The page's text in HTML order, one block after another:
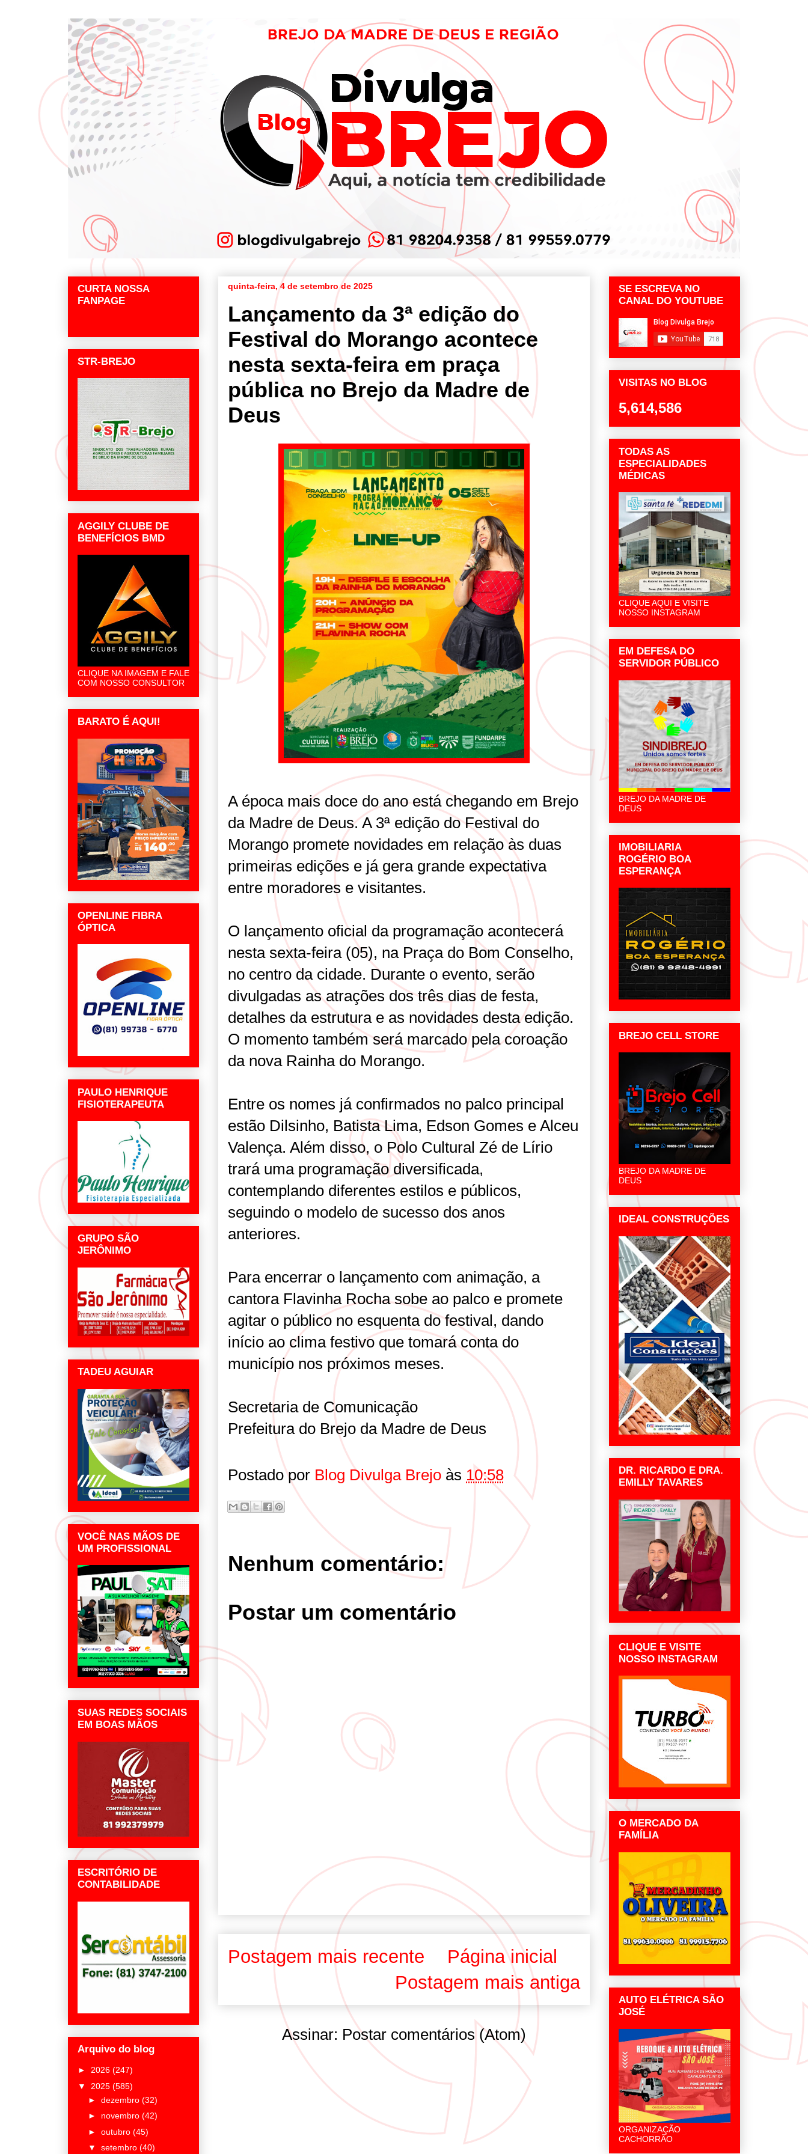
quinta-feira, 4 de setembro de 2025
Lançamento da 3ª edição do
Festival do Morango acontece
nesta sexta-feira em praça
pública no Brejo da Madre de
Deus
A época mais doce do ano está chegando em Brejo
da Madre de Deus. A 3ª edição do Festival do
Morango promete novidades em relação às duas
primeiras edições e já gera grande expectativa
entre moradores e visitantes.
O lançamento oficial da programação acontecerá
nesta sexta-feira (05), na Praça do Bom Conselho,
no centro da cidade. Durante o evento, serão
divulgadas as atrações dos três dias de festa,
detalhes da estrutura e as novidades desta edição.
O momento também será marcado pela coroação
da nova Rainha do Morango.
Entre os nomes já confirmados no palco principal
estão Dilsinho, Batista Lima, Edson Gomes e Alceu
Valença. Além disso, o Polo Cultural Zé de Lírio
trará uma programação diversificada,
contemplando diferentes estilos e públicos,
seguindo o modelo de sucesso dos anos
anteriores.
Para encerrar o lançamento com animação, a
cantora Flavinha Rocha sobe ao palco e promete
agitar o público no esquenta do festival, dando
início ao clima festivo que tomará conta do
município nos próximos meses.
Secretaria de Comunicação
Prefeitura do Brejo da Madre de Deus
Postado por Blog Divulga Brejo às 10:58
Nenhum comentário:
Postar um comentário
Postagem mais recente
Postagem mais antiga
Página inicial
Assinar: Postar comentários (Atom)
CURTA NOSSA
FANPAGE
STR-BREJO
AGGILY CLUBE DE
BENEFÍCIOS BMD
CLIQUE NA IMAGEM E FALE
COM NOSSO CONSULTOR
BARATO É AQUI!
OPENLINE FIBRA
ÓPTICA
PAULO HENRIQUE
FISIOTERAPEUTA
GRUPO SÃO
JERÔNIMO
TADEU AGUIAR
VOCÊ NAS MÃOS DE
UM PROFISSIONAL
SUAS REDES SOCIAIS
EM BOAS MÃOS
ESCRITÓRIO DE
CONTABILIDADE
Arquivo do blog
► 2026 (247)
▼ 2025 (585)
► dezembro (32)
► novembro (42)
► outubro (45)
▼ setembro (40)
SE ESCREVA NO
CANAL DO YOUTUBE
VISITAS NO BLOG
5,614,586
TODAS AS
ESPECIALIDADES
MÉDICAS
CLIQUE AQUI E VISITE
NOSSO INSTAGRAM
EM DEFESA DO
SERVIDOR PÚBLICO
BREJO DA MADRE DE
DEUS
IMOBILIARIA
ROGÉRIO BOA
ESPERANÇA
BREJO CELL STORE
BREJO DA MADRE DE
DEUS
IDEAL CONSTRUÇÕES
DR. RICARDO E DRA.
EMILLY TAVARES
CLIQUE E VISITE
NOSSO INSTAGRAM
O MERCADO DA
FAMÍLIA
AUTO ELÉTRICA SÃO
JOSÉ
ORGANIZAÇÃO
CACHORRÃO